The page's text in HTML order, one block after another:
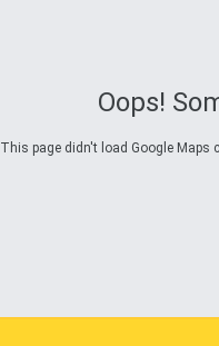
Oops!
This page didn't load Google Maps